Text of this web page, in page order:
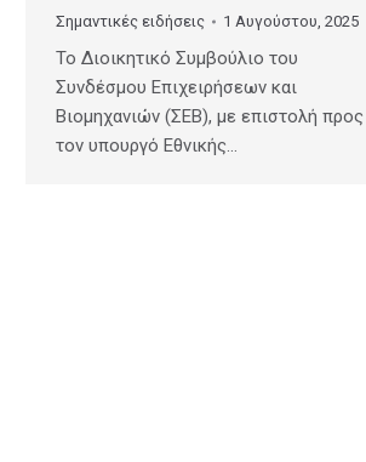
Σημαντικές ειδήσεις 1 Αυγούστου, 2025
Το Διοικητικό Συμβούλιο του
Συνδέσμου Επιχειρήσεων και
Βιομηχανιών (ΣΕΒ), με επιστολή προς
τον υπουργό Εθνικής…